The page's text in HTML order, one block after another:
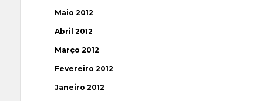
Maio 2012
Abril 2012
Março 2012
Fevereiro 2012
Janeiro 2012